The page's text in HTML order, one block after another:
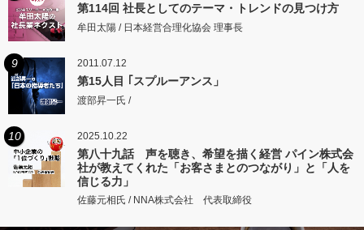
第114回 社長としてのテーマ・トレンドの見つけ方
牟田太陽 / 日本経営合理化協会 理事長
9 2011.07.12
第15人目 ｢スプルーアンス」
渡部昇一氏 /
10 2025.10.22
第八十九話 声を聴き、希望を描く経営 パイン株式会
社が教えてくれた「お客さまとのつながり」と「人を
信じる力」
佐藤元相氏 / NNA株式会社 代表取締役